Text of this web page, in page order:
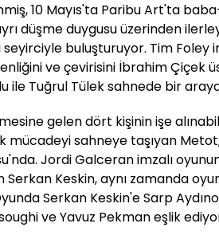
10 Mayıs'ta Paribu Art'ta
düşme duygusu üzerinden
seyirciyle buluşturuyor. Tim Foley
ve çevirisini İbrahim Çiçek
ile Tuğrul Tülek sahnede bir
gelen dört kişinin işe
mücadeyi sahneye taşıyan
Jordi Galceran imzalı
Serkan Keskin, aynı zamanda
Serkan Keskin'e Sarp
ve Yavuz Pekman eşlik